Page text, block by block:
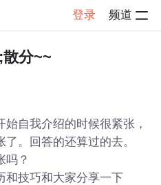
登录 频道
情
分~~
自我介绍的时候很紧张，
。回答的还算过的去。
吗？
和技巧和大家分享一下